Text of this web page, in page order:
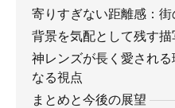
寄りすぎない距離感：
背景を気配として残す
神レンズが長く愛され
なる視点
まとめと今後の展望